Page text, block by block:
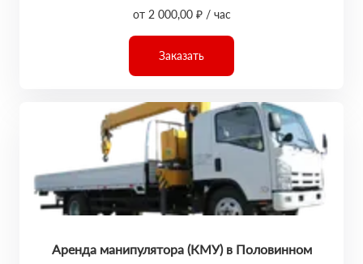
от 2 000,00 ₽ / час
Заказать
Аренда манипулятора (КМУ) в Половинном